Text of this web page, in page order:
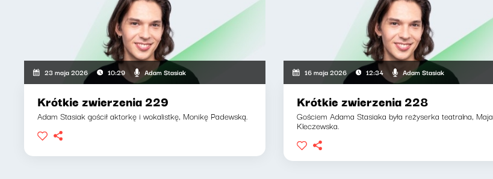
23 maja 2026 10:29 Adam Stasiak
Krótkie zwierzenia 229
Adam Stasiak gościł aktorkę i wokalistkę, Monikę Padewską.
16 maja 2026 12:34 Adam Stasiak
Krótkie zwierzenia 228
Gościem Adama Stasiaka była reżyserka teatralna, Maja
Kleczewska.